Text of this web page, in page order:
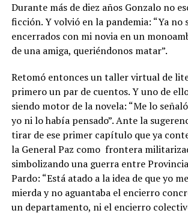
Durante más de diez años Gonzalo no
ficción. Y volvió en la pandemia: “Ya no
encerrados con mi novia en un
de una amiga, queriéndonos matar”.
Retomó entonces un taller virtual de
primero un par de cuentos. Y uno de
siendo motor de la novela: “Me lo
yo ni lo había pensado”. Ante la
tirar de ese primer capítulo que ya
la General Paz como frontera
simbolizando una guerra entre
Pardo: “Está atado a la idea de que yo
mierda y no aguantaba el encierro
un departamento, ni el encierro